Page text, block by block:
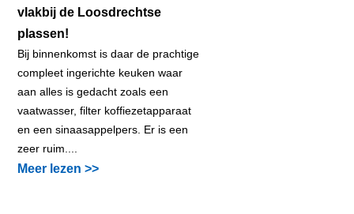
vlakbij de Loosdrechtse
plassen!
Bij binnenkomst is daar de prachtige
compleet ingerichte keuken waar
aan alles is gedacht zoals een
vaatwasser, filter koffiezetapparaat
en een sinaasappelpers. Er is een
zeer ruim....
Meer lezen >>